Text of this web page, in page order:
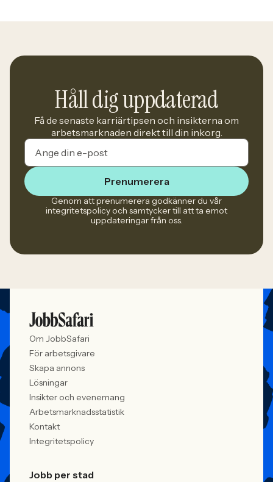
Håll dig uppdaterad
Få de senaste karriärtipsen och insikterna om
arbetsmarknaden direkt till din inkorg.
Prenumerera
Genom att prenumerera godkänner du vår
integritetspolicy och samtycker till att ta emot
uppdateringar från oss.
Om JobbSafari
För arbetsgivare
Skapa annons
Lösningar
Insikter och evenemang
Arbetsmarknadsstatistik
Kontakt
Integritetspolicy
Jobb per stad